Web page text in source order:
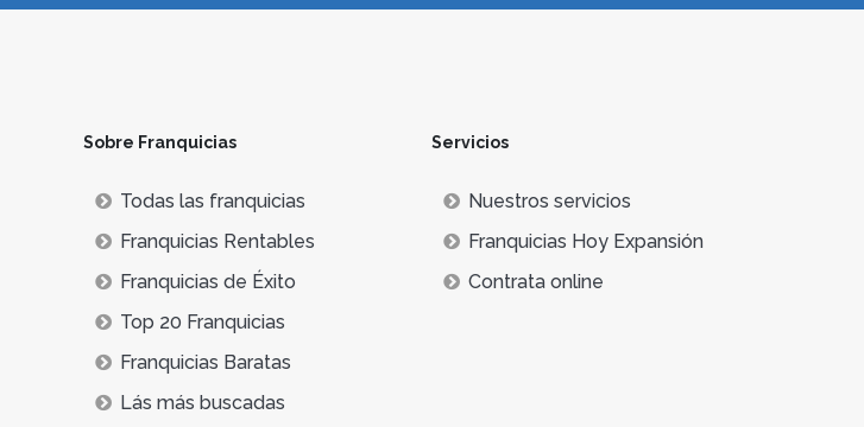
Sobre Franquicias
Todas las franquicias
Franquicias Rentables
Franquicias de Éxito
Top 20 Franquicias
Franquicias Baratas
Lás más buscadas
Servicios
Nuestros servicios
Franquicias Hoy Expansión
Contrata online